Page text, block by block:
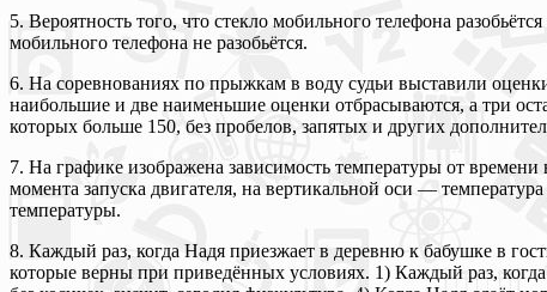
5. Вероятность того, что стекло мобильного телефона
мобильного телефона не разобьётся.
6. На соревнованиях по прыжкам в воду судьи выставили
наибольшие и две наименьшие оценки отбрасываются, а три
которых больше 150, без пробелов, запятых и других
7. На графике изображена зависимость температуры от
момента запуска двигателя, на вертикальной оси —
температуры.
8. Каждый раз, когда Надя приезжает в деревню к бабушке в
которые верны при приведённых условиях. 1) Каждый раз,